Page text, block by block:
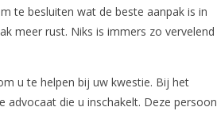
te besluiten wat de beste aanpak is in
meer rust. Niks is immers zo vervelend
u te helpen bij uw kwestie. Bij het
advocaat die u inschakelt. Deze persoon